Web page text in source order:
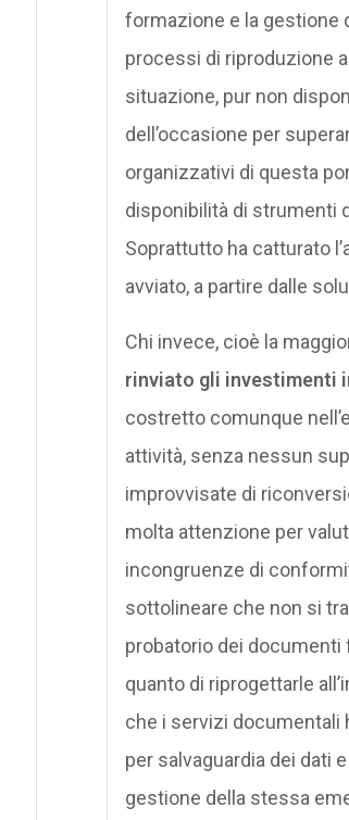
formazione e la gestione
processi di riproduzione
situazione, pur non
dell’occasione per
organizzativi di questa
disponibilità di strumenti
Soprattutto ha catturato
avviato, a partire dalle
Chi invece, cioè la
rinviato gli investimenti
costretto comunque
attività, senza nessun
improvvisate di
molta attenzione per
incongruenze di
sottolineare che non si
probatorio dei
quanto di riprogettarle
che i servizi documentali
per salvaguardia dei dati
gestione della stessa